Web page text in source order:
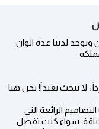
لدينا عدة الوان
، لا تبحث بعيداً! نحن هنا
الرائعة التي
سواء كنت تفضل